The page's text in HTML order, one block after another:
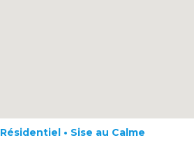
• Sise au Calme